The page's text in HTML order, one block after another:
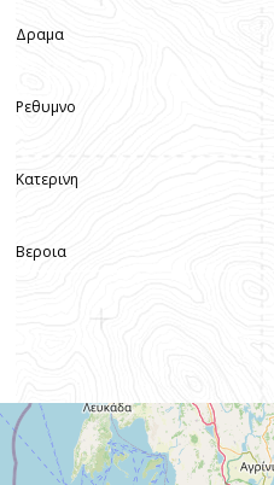
Δραμα
Ρεθυμνο
Κατερινη
Βεροια